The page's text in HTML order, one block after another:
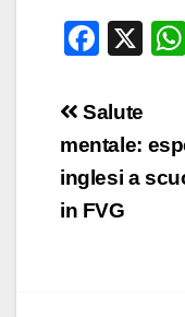
F
c
e
b
o
X
articoli
Salute
mentale:
inglesi a
in FVG